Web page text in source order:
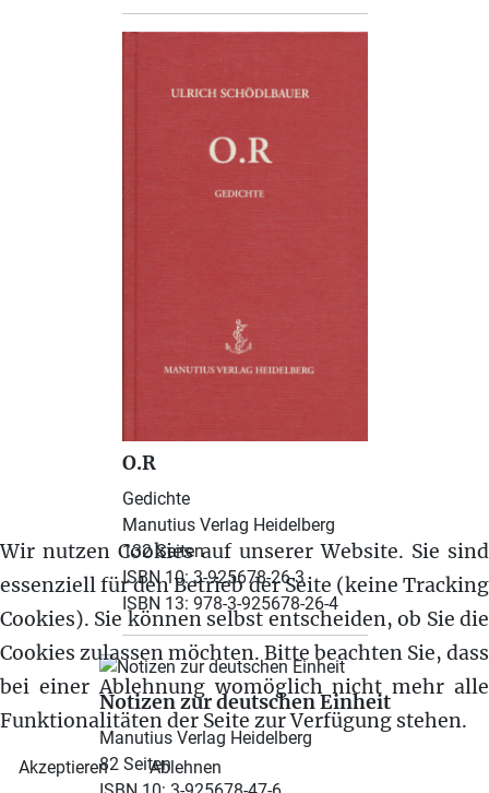
O.R
Gedichte
Manutius Verlag Heidelberg
132 Seiten
ISBN 10: 3-925678-26-3
ISBN 13: 978-3-925678-26-4
Notizen zur deutschen Einheit
Manutius Verlag Heidelberg
82 Seiten
Wir nutzen Cookies auf unserer Website. Sie sind
essenziell für den Betrieb der Seite (keine Tracking
Cookies). Sie können selbst entscheiden, ob Sie die
Cookies zulassen möchten. Bitte beachten Sie, dass
bei einer Ablehnung womöglich nicht mehr alle
Funktionalitäten der Seite zur Verfügung stehen.
Akzeptieren Ablehnen